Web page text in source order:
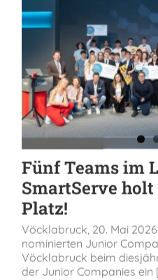
Fünf Teams im
SmartServe
Platz!
Vöcklabruck, 20. Mai
nominierten Junior
Vöcklabruck beim
der Junior Companies ein